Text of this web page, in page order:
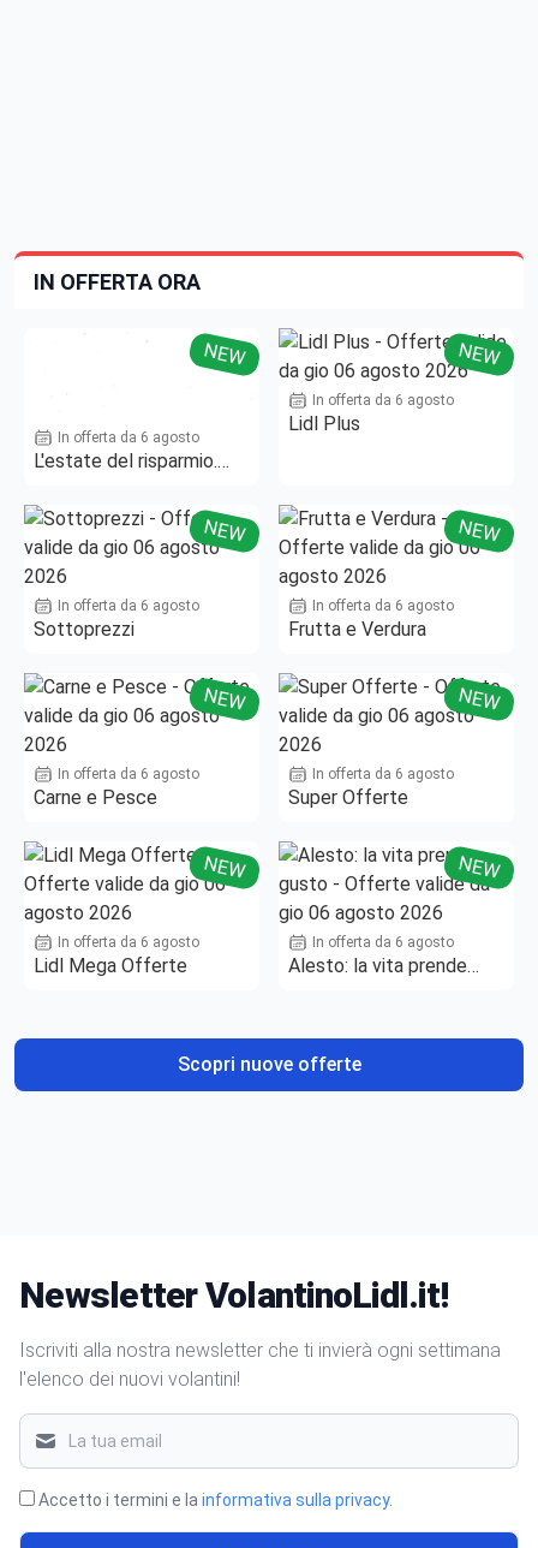
IN OFFERTA ORA
NEW
In offerta da 6 agosto
L'estate del risparmio.
NEW
In offerta da 6 agosto
Lidl Plus
NEW
In offerta da 6 agosto
Sottoprezzi
NEW
In offerta da 6 agosto
Frutta e Verdura
NEW
In offerta da 6 agosto
Carne e Pesce
NEW
In offerta da 6 agosto
Super Offerte
NEW
In offerta da 6 agosto
Lidl Mega Offerte
NEW
In offerta da 6 agosto
Alesto: la vita prende
Scopri nuove offerte
Newsletter VolantinoLidl.it!
Iscriviti alla nostra newsletter che ti invierà ogni settimana
l'elenco dei nuovi volantini!
Accetto i termini e la informativa sulla privacy.